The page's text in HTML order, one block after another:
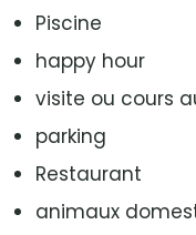
Piscine
happy hour
visite ou cours
parking
Restaurant
animaux